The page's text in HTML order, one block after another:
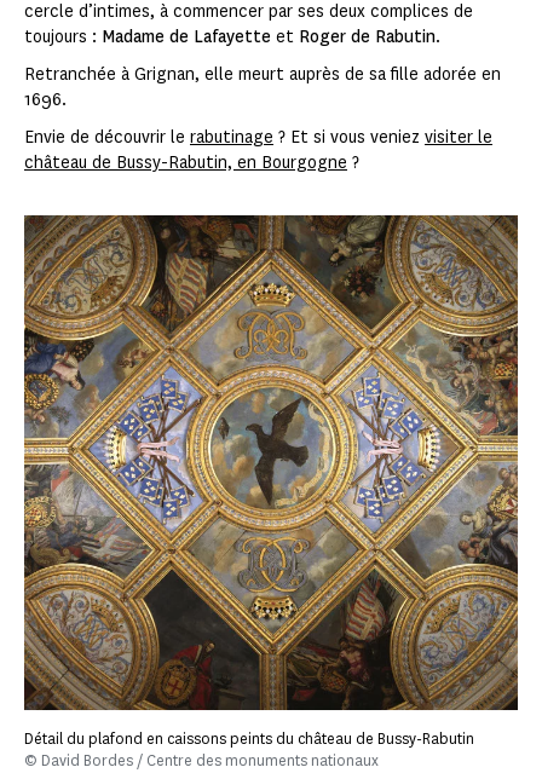
cercle d’intimes, à commencer par ses deux complices de
toujours : Madame de Lafayette et Roger de Rabutin.
Retranchée à Grignan, elle meurt auprès de sa fille adorée en
1696.
Envie de découvrir le rabutinage ? Et si vous veniez visiter le
château de Bussy-Rabutin, en Bourgogne ?
Détail du plafond en caissons peints du château de Bussy-Rabutin
© David Bordes / Centre des monuments nationaux